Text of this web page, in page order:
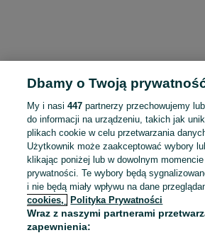
To ogłoszenie nie jest
Dbamy o Twoją
My i nasi447 partnerzy przechowujemy
do informacji na urządzeniu, takich jak
plikach cookie w celu przetwarzania
Użytkownik może zaakceptować wybory
klikając poniżej lub w dowolnym
prywatności. Te wybory będą
i nie będą miały wpływu na dane
cookies,
Polityka Prywatności
Wraz z naszymi partnerami
zapewnienia: